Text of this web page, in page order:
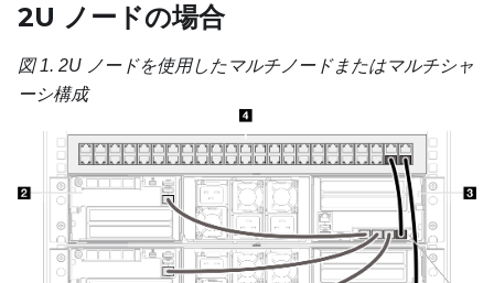
2U ノードの場合
図 1. 2U ノードを使用したマルチノードまたはマルチシャ
ーシ構成